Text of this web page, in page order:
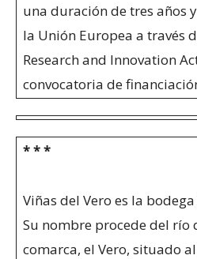
una duración de tres años
la Unión Europea a través
Research and Innovation
convocatoria de
* * *
Viñas del Vero es la
Su nombre procede del río
comarca, el Vero, situado